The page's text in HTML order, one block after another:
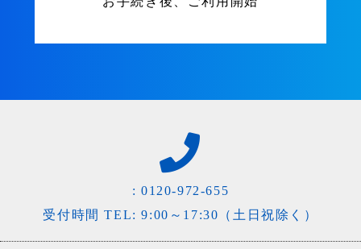
: 0120-972-655
受付時間 TEL: 9:00～17:30（土日祝除く）